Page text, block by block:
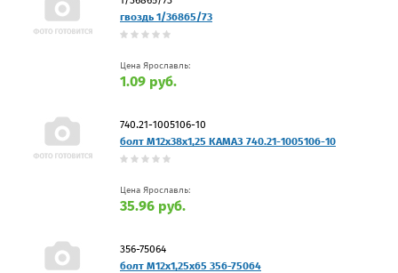
гвоздь 1/36865/73
Цена Ярославль:
1.09 руб.
740.21-1005106-10
болт М12х38х1,25 КАМАЗ 740.21-1005106-10
Цена Ярославль:
35.96 руб.
356-75064
болт М12х1,25х65 356-75064